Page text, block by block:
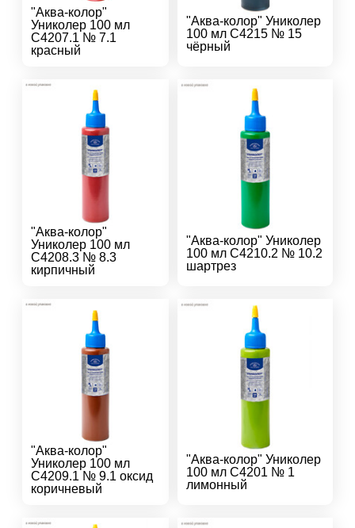
"Аква-колор"
Униколер 100 мл
С4207.1 № 7.1
красный
"Аква-колор" Униколер
100 мл С4215 № 15
чёрный
"Аква-колор"
Униколер 100 мл
С4208.3 № 8.3
кирпичный
"Аква-колор" Униколер
100 мл С4210.2 № 10.2
шартрез
"Аква-колор"
Униколер 100 мл
С4209.1 № 9.1 оксид
коричневый
"Аква-колор" Униколер
100 мл С4201 № 1
лимонный